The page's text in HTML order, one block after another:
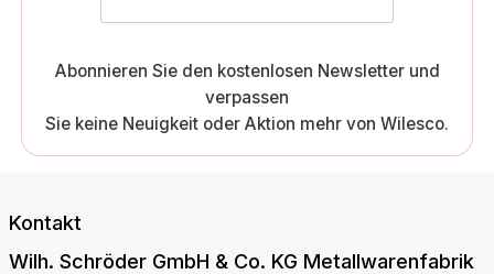
Abonnieren Sie den kostenlosen Newsletter und
verpassen
Sie keine Neuigkeit oder Aktion mehr von Wilesco.
Kontakt
Wilh. Schröder GmbH & Co. KG Metallwarenfabrik